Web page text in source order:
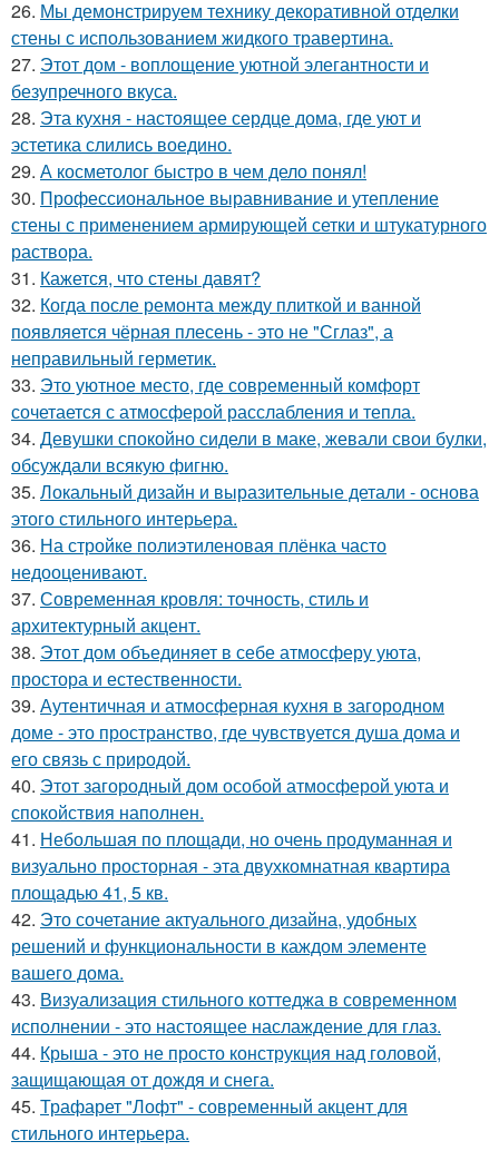
26. Мы демонстрируем технику декоративной отделки
стены с использованием жидкого травертина.
27. Этот дом - воплощение уютной элегантности и
безупречного вкуса.
28. Эта кухня - настоящее сердце дома, где уют и
эстетика слились воедино.
29. А косметолог быстро в чем дело понял!
30. Профессиональное выравнивание и утепление
стены с применением армирующей сетки и штукатурного
раствора.
31. Кажется, что стены давят?
32. Когда после ремонта между плиткой и ванной
появляется чёрная плесень - это не "Сглаз", а
неправильный герметик.
33. Это уютное место, где современный комфорт
сочетается с атмосферой расслабления и тепла.
34. Девушки спокойно сидели в маке, жевали свои булки,
обсуждали всякую фигню.
35. Локальный дизайн и выразительные детали - основа
этого стильного интерьера.
36. На стройке полиэтиленовая плёнка часто
недооценивают.
37. Современная кровля: точность, стиль и
архитектурный акцент.
38. Этот дом объединяет в себе атмосферу уюта,
простора и естественности.
39. Аутентичная и атмосферная кухня в загородном
доме - это пространство, где чувствуется душа дома и
его связь с природой.
40. Этот загородный дом особой атмосферой уюта и
спокойствия наполнен.
41. Небольшая по площади, но очень продуманная и
визуально просторная - эта двухкомнатная квартира
площадью 41, 5 кв.
42. Это сочетание актуального дизайна, удобных
решений и функциональности в каждом элементе
вашего дома.
43. Визуализация стильного коттеджа в современном
исполнении - это настоящее наслаждение для глаз.
44. Крыша - это не просто конструкция над головой,
защищающая от дождя и снега.
45. Трафарет "Лофт" - современный акцент для
стильного интерьера.